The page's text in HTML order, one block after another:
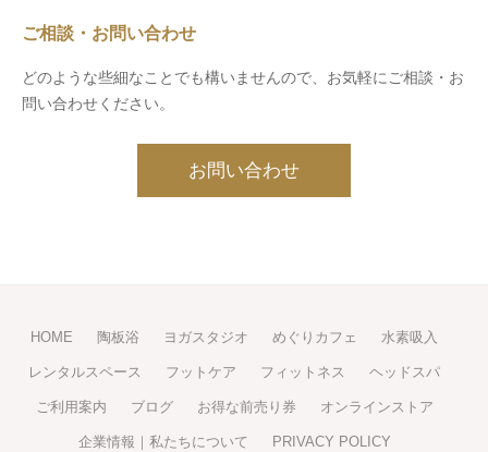
ご相談・お問い合わせ
どのような些細なことでも構いませんので、お気軽にご相談・お
問い合わせください。
お問い合わせ
HOME 陶板浴 ヨガスタジオ めぐりカフェ 水素吸入
レンタルスペース フットケア フィットネス ヘッドスパ
ご利用案内 ブログ お得な前売り券 オンラインストア
企業情報｜私たちについて PRIVACY POLICY